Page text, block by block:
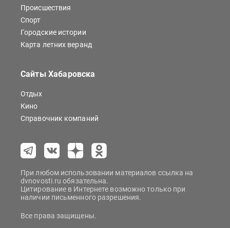
Происшествия
Спорт
Городские истории
Карта летних веранд
Сайты Хабаровска
Отдых
Кино
Справочник компаний
При любом использовании материалов ссылка на
dvnovosti.ru обязательна.
Цитирование в Интернете возможно только при
наличии письменного разрешения.
Все права защищены.